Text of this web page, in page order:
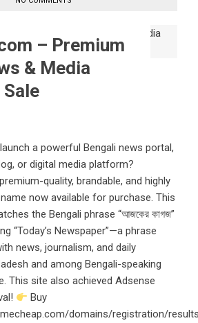
– Premium
& Media
a powerful Bengali news portal,
or digital media platform?
quality, brandable, and highly
now available for purchase. This
the Bengali phrase “আজকের কাগজ”
“Today’s Newspaper”—a phrase
news, journalism, and daily
and among Bengali-speaking
This site also achieved Adsense
Buy
domains/registration/